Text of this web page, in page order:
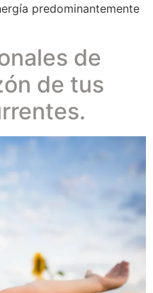
predominantemente
de
de tus